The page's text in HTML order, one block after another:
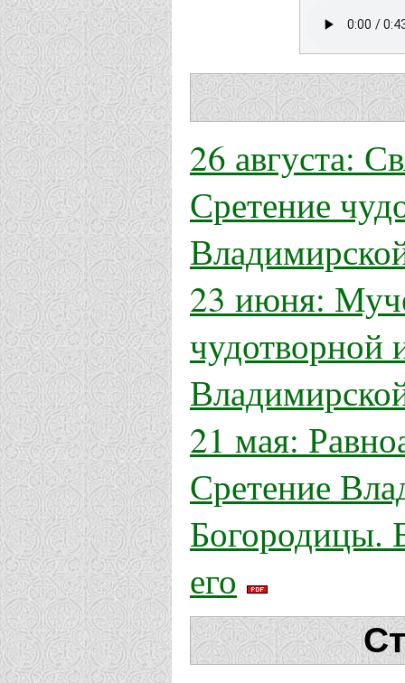
26 августа:
Сретение
23 июня:
чудотворной
21 мая:
Сретение
Богородицы.
его